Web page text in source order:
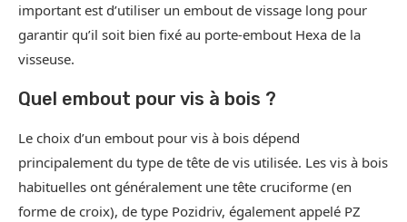
important est d’utiliser un embout de vissage long pour
garantir qu’il soit bien fixé au porte-embout Hexa de la
visseuse.
Quel embout pour vis à bois ?
Le choix d’un embout pour vis à bois dépend
principalement du type de tête de vis utilisée. Les vis à bois
habituelles ont généralement une tête cruciforme (en
forme de croix), de type Pozidriv, également appelé PZ